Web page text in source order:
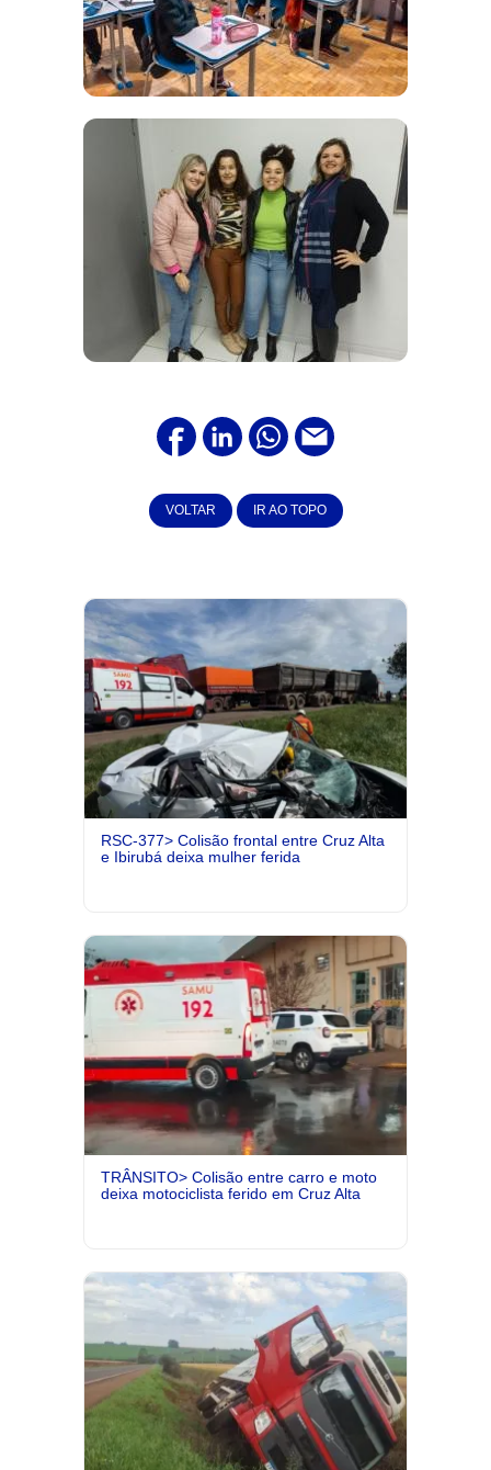
VOLTAR IR AO TOPO
RSC-377> Colisão frontal entre Cruz Alta
e Ibirubá deixa mulher ferida
TRÂNSITO> Colisão entre carro e moto
deixa motociclista ferido em Cruz Alta